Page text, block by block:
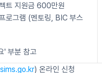
트 지원금 600만원
로그램 (멘토링, BIC 부스
' 부분 참고
) 온라인 신청